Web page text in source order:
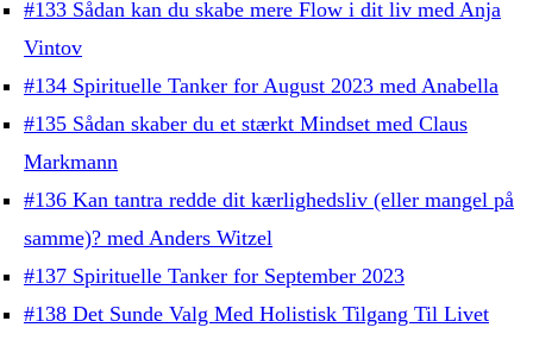
#133 Sådan kan du skabe mere Flow i dit liv med Anja
Vintov
#134 Spirituelle Tanker for August 2023 med Anabella
#135 Sådan skaber du et stærkt Mindset med Claus
Markmann
#136 Kan tantra redde dit kærlighedsliv (eller mangel på
samme)? med Anders Witzel
#137 Spirituelle Tanker for September 2023
#138 Det Sunde Valg Med Holistisk Tilgang Til Livet